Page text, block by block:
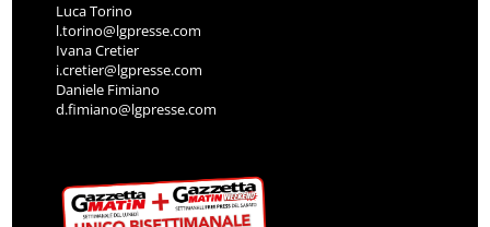
Luca Torino
l.torino@lgpresse.com
Ivana Cretier
i.cretier@lgpresse.com
Daniele Fimiano
d.fimiano@lgpresse.com